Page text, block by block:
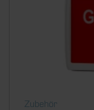
Zubehör